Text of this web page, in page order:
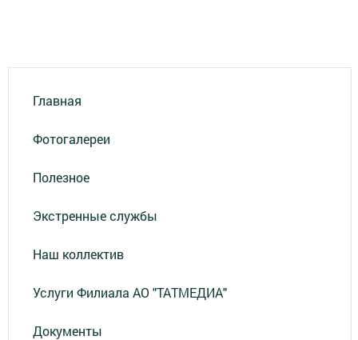
Главная
Фотогалереи
Полезное
Экстренные службы
Наш коллектив
Услуги Филиала АО "ТАТМЕДИА"
Документы